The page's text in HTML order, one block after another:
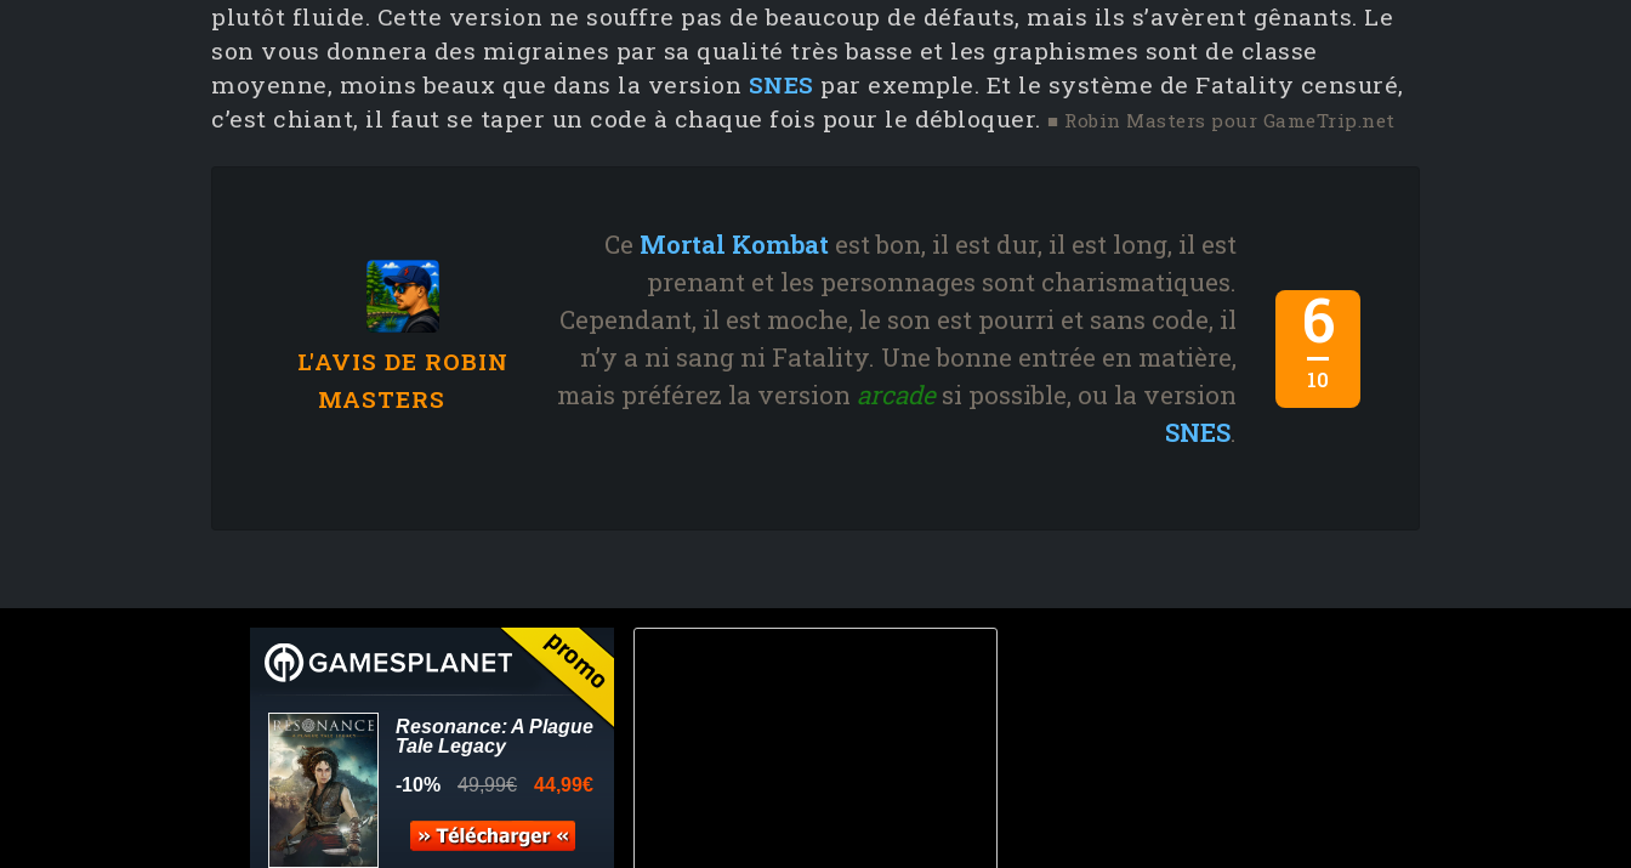
plutôt fluide. Cette version ne souffre pas de beaucoup de défauts, mais ils s’avèrent gênants. Le
son vous donnera des migraines par sa qualité très basse et les graphismes sont de classe
moyenne, moins beaux que dans la version SNES par exemple. Et le système de Fatality censuré,
c’est chiant, il faut se taper un code à chaque fois pour le débloquer. ■ Robin Masters pour GameTrip.net
L'AVIS DE ROBIN
MASTERS
Ce Mortal Kombat est bon, il est dur, il est long, il est
prenant et les personnages sont charismatiques.
Cependant, il est moche, le son est pourri et sans code, il
n’y a ni sang ni Fatality. Une bonne entrée en matière,
mais préférez la version arcadesi possible, ou la version
SNES.
6
10